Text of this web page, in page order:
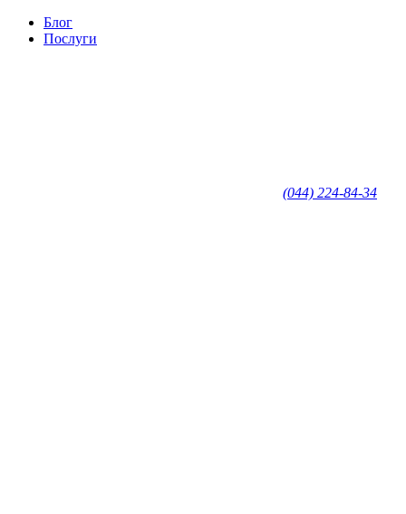
Блог
Послуги
(044) 224-84-34